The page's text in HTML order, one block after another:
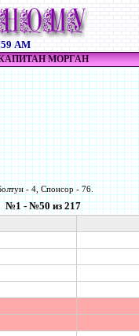
AM
МОРГАН
- 4, Спонсор - 76.
№1 - №50 из 217